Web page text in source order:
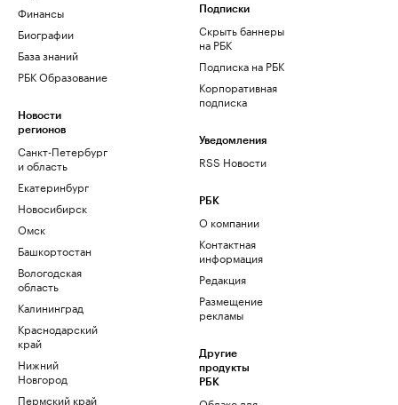
Финансы
Биографии
База знаний
РБК Образование
Новости
регионов
Санкт-Петербург
и область
Екатеринбург
Новосибирск
Омск
Башкортостан
Вологодская
область
Калининград
Краснодарский
край
Нижний
Новгород
Пермский край
Подписки
Скрыть баннеры
на РБК
Подписка на РБК
Корпоративная
подписка
Уведомления
RSS Новости
РБК
О компании
Контактная
информация
Редакция
Размещение
рекламы
Другие
продукты
РБК